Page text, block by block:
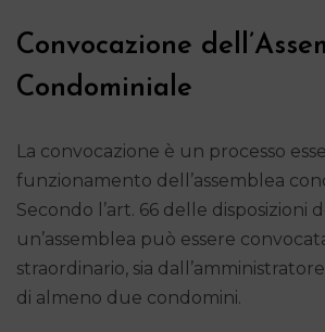
Convocazione
Condominiale
La convocazione è un processo
funzionamento dell’assemblea
Secondo l’art. 66 delle disposizioni
un’assemblea può essere
straordinario, sia
di almeno due condomini.